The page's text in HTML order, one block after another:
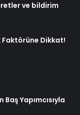
ve bildirim
Faktörüne Dikkat!
Yapımcısıyla